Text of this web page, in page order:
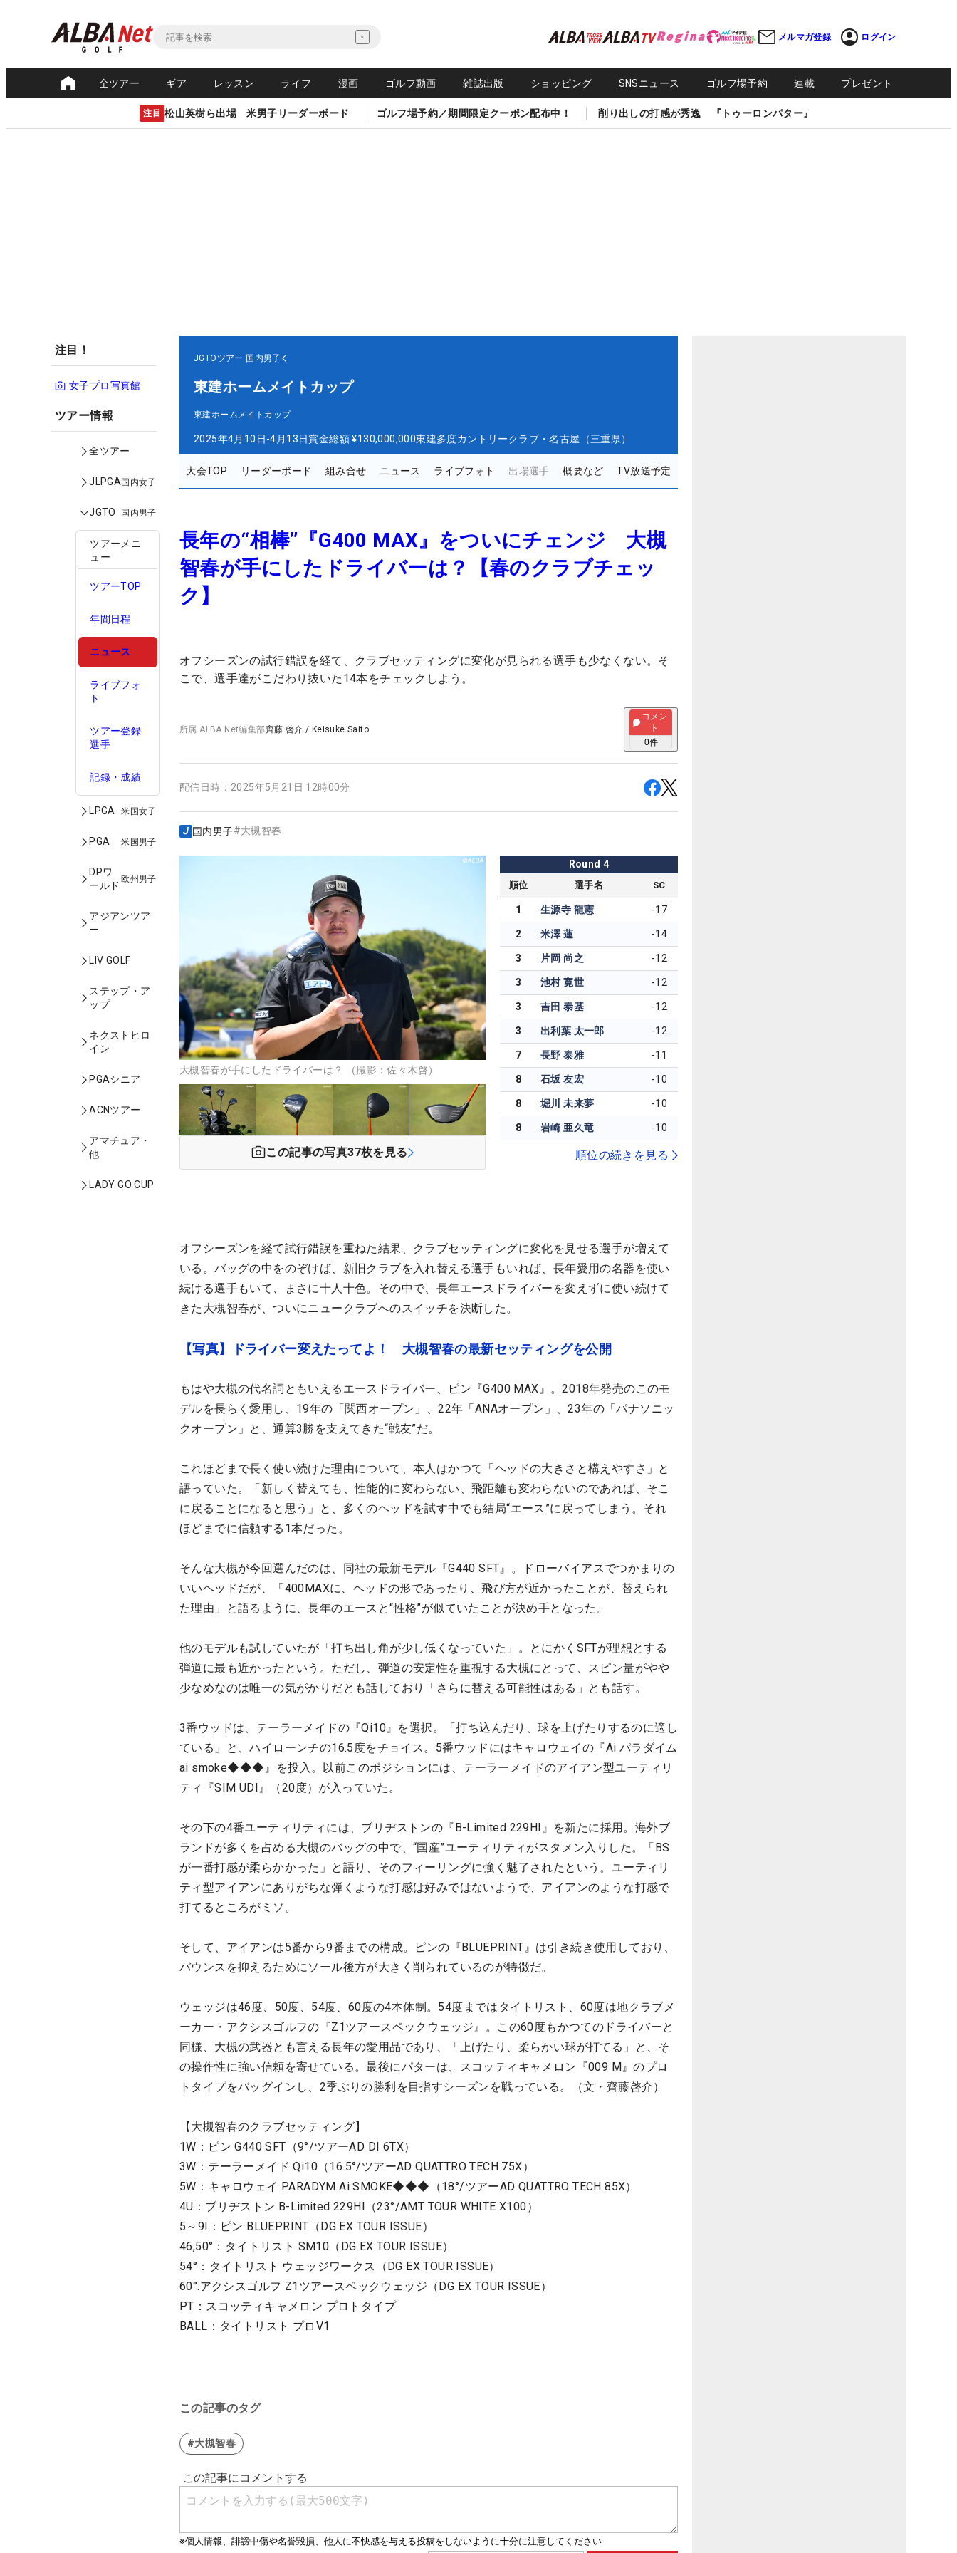
メルマガ登録 ログイン
全ツアー ギア レッスン ライフ 漫画 ゴルフ動画 雑誌出版 ショッピング SNSニュース ゴルフ場予約 連載 プレゼント
注目 松山英樹ら出場 米男子リーダーボード ゴルフ場予約／期間限定クーポン配布中！ 削り出しの打感が秀逸 『トゥーロンパター』
注目！
女子プロ写真館
ツアー情報
全ツアー
JLPGA国内女子
JGTO 国内男子
ツアーメニ
ュー
ツアーTOP
年間日程
ニュース
ライブフォ
ト
ツアー登録
選手
記録・成績
LPGA 米国女子
PGA 米国男子
DPワ
ールド
欧州男子
アジアンツア
ー
LIV GOLF
ステップ・ア
ップ
ネクストヒロ
イン
PGAシニア
ACNツアー
アマチュア・
他
LADY GO CUP
JGTOツアー 国内男子
東建ホームメイトカップ
東建ホームメイトカップ
2025年4月10日-4月13日賞金総額 ¥130,000,000東建多度カントリークラブ・名古屋（三重県）
大会TOP リーダーボード 組み合せ ニュース ライブフォト 出場選手 概要など TV放送予定
長年の“相棒”『G400 MAX』をついにチェンジ 大槻
智春が手にしたドライバーは？【春のクラブチェッ
ク】
オフシーズンの試行錯誤を経て、クラブセッティングに変化が見られる選手も少なくない。そ
こで、選手達がこだわり抜いた14本をチェックしよう。
所属ALBA Net編集部齊藤 啓介 / Keisuke Saito
コメン
ト
0件
配信日時： 2025年5月21日 12時00分
国内男子#大槻智春
大槻智春が手にしたドライバーは？ （撮影：佐々木啓）
この記事の写真37枚を見る
Round 4
順位 選手名 SC
1 生源寺 龍憲 -17
2 米澤 蓮 -14
3 片岡 尚之 -12
3 池村 寛世 -12
3 吉田 泰基 -12
3 出利葉 太一郎 -12
7 長野 泰雅 -11
8 石坂 友宏 -10
8 堀川 未来夢 -10
8 岩崎 亜久竜 -10
順位の続きを見る
オフシーズンを経て試行錯誤を重ねた結果、クラブセッティングに変化を見せる選手が増えて
いる。バッグの中をのぞけば、新旧クラブを入れ替える選手もいれば、長年愛用の名器を使い
続ける選手もいて、まさに十人十色。その中で、長年エースドライバーを変えずに使い続けて
きた大槻智春が、ついにニュークラブへのスイッチを決断した。
【写真】ドライバー変えたってよ！ 大槻智春の最新セッティングを公開
もはや大槻の代名詞ともいえるエースドライバー、ピン『G400 MAX』。2018年発売のこのモ
デルを長らく愛用し、19年の「関西オープン」、22年「ANAオープン」、23年の「パナソニッ
クオープン」と、通算3勝を支えてきた“戦友”だ。
これほどまで長く使い続けた理由について、本人はかつて「ヘッドの大きさと構えやすさ」と
語っていた。「新しく替えても、性能的に変わらない、飛距離も変わらないのであれば、そこ
に戻ることになると思う」と、多くのヘッドを試す中でも結局“エース”に戻ってしまう。それ
ほどまでに信頼する1本だった。
そんな大槻が今回選んだのは、同社の最新モデル『G440 SFT』。ドローバイアスでつかまりの
いいヘッドだが、「400MAXに、ヘッドの形であったり、飛び方が近かったことが、替えられ
た理由」と語るように、長年のエースと“性格”が似ていたことが決め手となった。
他のモデルも試していたが「打ち出し角が少し低くなっていた」。とにかくSFTが理想とする
弾道に最も近かったという。ただし、弾道の安定性を重視する大槻にとって、スピン量がやや
少なめなのは唯一の気がかりだとも話しており「さらに替える可能性はある」とも話す。
3番ウッドは、テーラーメイドの『Qi10』を選択。「打ち込んだり、球を上げたりするのに適し
ている」と、ハイローンチの16.5度をチョイス。5番ウッドにはキャロウェイの『Ai パラダイム
ai smoke◆◆◆』を投入。以前このポジションには、テーラーメイドのアイアン型ユーティリ
ティ『SIM UDI』（20度）が入っていた。
その下の4番ユーティリティには、ブリヂストンの『B-Limited 229HI』を新たに採用。海外ブ
ランドが多くを占める大槻のバッグの中で、“国産”ユーティリティがスタメン入りした。「BS
が一番打感が柔らかかった」と語り、そのフィーリングに強く魅了されたという。ユーティリ
ティ型アイアンにありがちな弾くような打感は好みではないようで、アイアンのような打感で
打てるところがミソ。
そして、アイアンは5番から9番までの構成。ピンの『BLUEPRINT』は引き続き使用しており、
バウンスを抑えるためにソール後方が大きく削られているのが特徴だ。
ウェッジは46度、50度、54度、60度の4本体制。54度まではタイトリスト、60度は地クラブメ
ーカー・アクシスゴルフの『Z1ツアースペックウェッジ』。この60度もかつてのドライバーと
同様、大槻の武器とも言える長年の愛用品であり、「上げたり、柔らかい球が打てる」と、そ
の操作性に強い信頼を寄せている。最後にパターは、スコッティキャメロン『009 M』のプロ
トタイプをバッグインし、2季ぶりの勝利を目指すシーズンを戦っている。（文・齊藤啓介）
【大槻智春のクラブセッティング】
1W：ピン G440 SFT（9°/ツアーAD DI 6TX）
3W：テーラーメイド Qi10（16.5°/ツアーAD QUATTRO TECH 75X）
5W：キャロウェイ PARADYM Ai SMOKE◆◆◆（18°/ツアーAD QUATTRO TECH 85X）
4U：ブリヂストン B-Limited 229HI（23°/AMT TOUR WHITE X100）
5～9I：ピン BLUEPRINT（DG EX TOUR ISSUE）
46,50°：タイトリスト SM10（DG EX TOUR ISSUE）
54°：タイトリスト ウェッジワークス（DG EX TOUR ISSUE）
60°:アクシスゴルフ Z1ツアースペックウェッジ（DG EX TOUR ISSUE）
PT：スコッティキャメロン プロトタイプ
BALL：タイトリスト プロV1
この記事のタグ
#大槻智春